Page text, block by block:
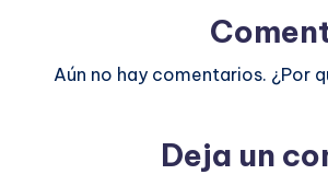
Aún no hay comentarios. ¿Por
Deja un